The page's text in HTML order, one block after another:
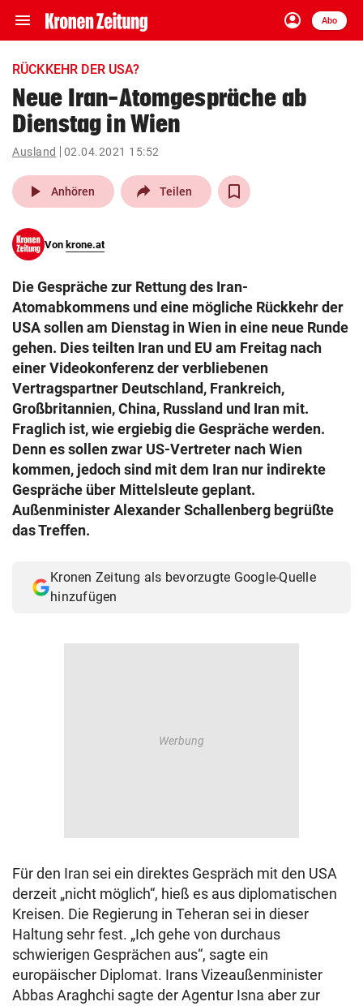
menu Navigation
ein-/ausklappen
account_circle
Anmelden
Abo
close Schließen
account_circle Anmelden
pin_drop
Wien arrow_right
search
eingeben
Muthgasse 2, 1190 Wien
RÜCKKEHR DER USA?
Neue Iran-Atomgespräche ab
Dienstag in Wien
Ausland 02.04.2021 15:52
play_arrow Anhören Teilen
Von krone.at
Die Gespräche zur Rettung des Iran-
Atomabkommens und eine mögliche Rückkehr der
USA sollen am Dienstag in Wien in eine neue Runde
gehen. Dies teilten Iran und EU am Freitag nach
einer Videokonferenz der verbliebenen
Vertragspartner Deutschland, Frankreich,
Großbritannien, China, Russland und Iran mit.
Fraglich ist, wie ergiebig die Gespräche werden.
Denn es sollen zwar US-Vertreter nach Wien
kommen, jedoch sind mit dem Iran nur indirekte
Gespräche über Mittelsleute geplant.
Außenminister Alexander Schallenberg begrüßte
das Treffen.
Kronen Zeitung als bevorzugte Google-Quelle
hinzufügen
Für den Iran sei ein direktes Gespräch mit den USA
derzeit „nicht möglich“, hieß es aus diplomatischen
Kreisen. Die Regierung in Teheran sei in dieser
Haltung sehr fest. „Ich gehe von durchaus
schwierigen Gesprächen aus“, sagte ein
europäischer Diplomat. Irans Vizeaußenminister
Abbas Araghchi sagte der Agentur Isna aber zur